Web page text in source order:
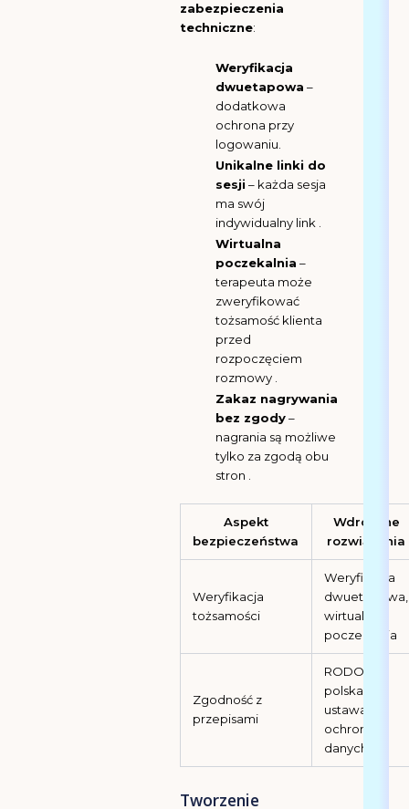
zabezpieczenia
techniczne:
Weryfikacja
dwuetapowa –
dodatkowa
ochrona przy
logowaniu.
Unikalne linki do
sesji – każda sesja
ma swój
indywidualny link .
Wirtualna
poczekalnia –
terapeuta może
zweryfikować
tożsamość klienta
przed
rozpoczęciem
rozmowy .
Zakaz nagrywania
bez zgody–
nagrania są możliwe
tylko za zgodą obu
stron .
Aspekt
bezpieczeństwa
Wdrożone
rozwiązania
Weryfikacja
tożsamości
Weryfikacja
dwuetapowa,
wirtualna
poczekalnia
Zgodność z
przepisami
RODO,
polska
ustawa o
ochronie
danych
Tworzenie